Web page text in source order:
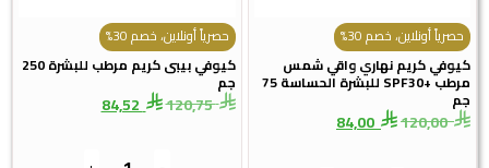
حصرياً أونلاين، خصم 30%
كيوفي كريم نهاري واقي شمس
مرطب +SPF30 للبشرة الحساسة 75
جم
120,00
84,00
حصرياً أونلاين، خصم 30%
كيوفي بيبى كريم مرطب للبشرة 250
جم
120,75
84,52